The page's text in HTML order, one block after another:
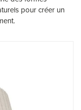
pour créer un